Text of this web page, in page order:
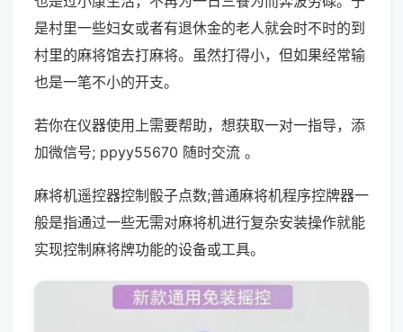
是村里一些妇女或者有退休金的老人就会时不时的到
村里的麻将馆去打麻将。虽然打得小，但如果经常输
也是一笔不小的开支。
若你在仪器使用上需要帮助，想获取一对一指导，添
加微信号; ppyy55670 随时交流 。
麻将机遥控器控制骰子点数;普通麻将机程序控牌器一
般是指通过一些无需对麻将机进行复杂安装操作就能
实现控制麻将牌功能的设备或工具。